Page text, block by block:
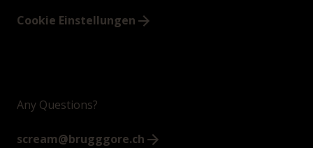
Cookie Einstellungen
Any Questions?
scream@brugggore.ch